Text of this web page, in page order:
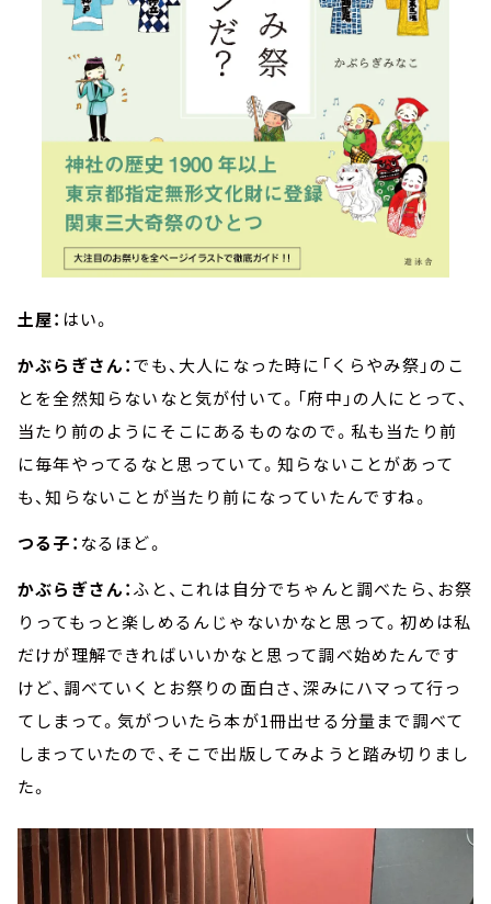
土屋： はい。
かぶらぎさん：でも、大人になった時に「くらやみ祭」のこ
とを全然知らないなと気が付いて。「府中」の人にとって、
当たり前のようにそこにあるものなので。私も当たり前
に毎年やってるなと思っていて。知らないことがあって
も、知らないことが当たり前になっていたんですね。
つる子： なるほど。
かぶらぎさん：ふと、これは自分でちゃんと調べたら、お祭
りってもっと楽しめるんじゃないかなと思って。初めは私
だけが理解できればいいかなと思って調べ始めたんです
けど、調べていくとお祭りの面白さ、深みにハマって行っ
てしまって。気がついたら本が1冊出せる分量まで調べて
しまっていたので、そこで出版してみようと踏み切りまし
た。